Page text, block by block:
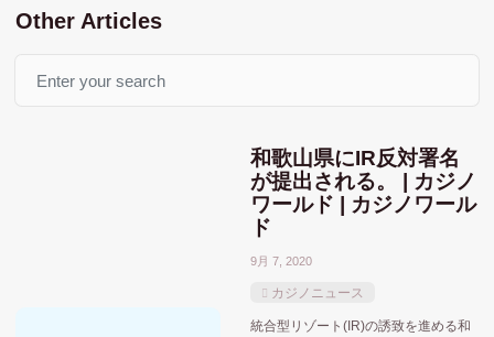
Other Articles
和歌山県にIR反対署名
が提出される。 | カジノ
ワールド | カジノワール
ド
9月 7, 2020
カジノニュース
統合型リゾート(IR)の誘致を進める和